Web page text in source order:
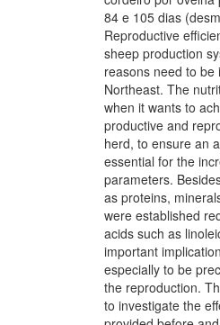
84 e 105 dias
Reproductive
sheep production
reasons need to be
Northeast. The
when it wants to
productive and
herd, to ensure an
essential for the
parameters.
as proteins,
were established
acids such as
important
especially to be
the reproduction.
to investigate the